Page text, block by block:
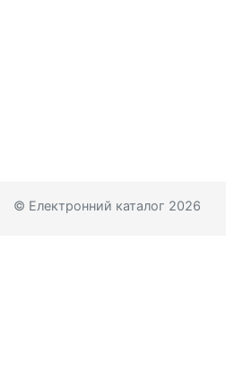
© Електронний каталог 2026